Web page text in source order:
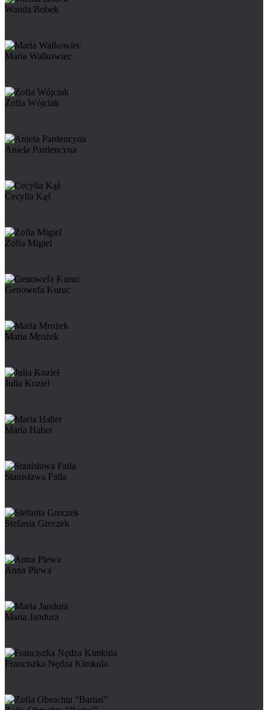
Wanda Bobek
Maria Walkowiec
Zofia Wójciak
Aniela Pardencyna
Cecylia Kąś
Zofia Migiel
Genowefa Kuruc
Maria Mrożek
Julia Kozieł
Maria Haber
Stanisława Fatla
Stefania Greczek
Anna Plewa
Maria Jandura
Franciszka Nędza Kimkula